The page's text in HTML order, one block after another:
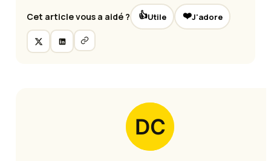
Cet article vous a aidé ? 👍Utile ❤️J'adore